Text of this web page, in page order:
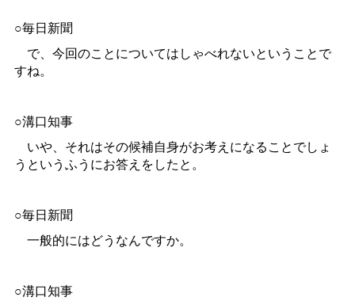
○毎日新聞
で、今回のことについてはしゃべれないということで
すね。
○溝口知事
いや、それはその候補自身がお考えになることでしょ
うというふうにお答えをしたと。
○毎日新聞
一般的にはどうなんですか。
○溝口知事